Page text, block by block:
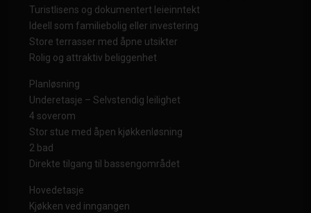
Turistlisens og dokumentert leieinntekt
Ideell som familiebolig eller investering
Store terrasser med åpne utsikter
Rolig og attraktiv beliggenhet
Planløsning
Underetasje – Selvstendig leilighet
4 soverom
Stor stue med åpen kjøkkenløsning
2 bad
Direkte tilgang til bassengområdet
Hovedetasje
Kjøkken ved inngangen